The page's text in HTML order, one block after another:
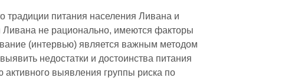
традиции питания населения Ливана и
не рационально, имеются факторы
(интервью) является важным методом
недостатки и достоинства питания
активного выявления группы риска по